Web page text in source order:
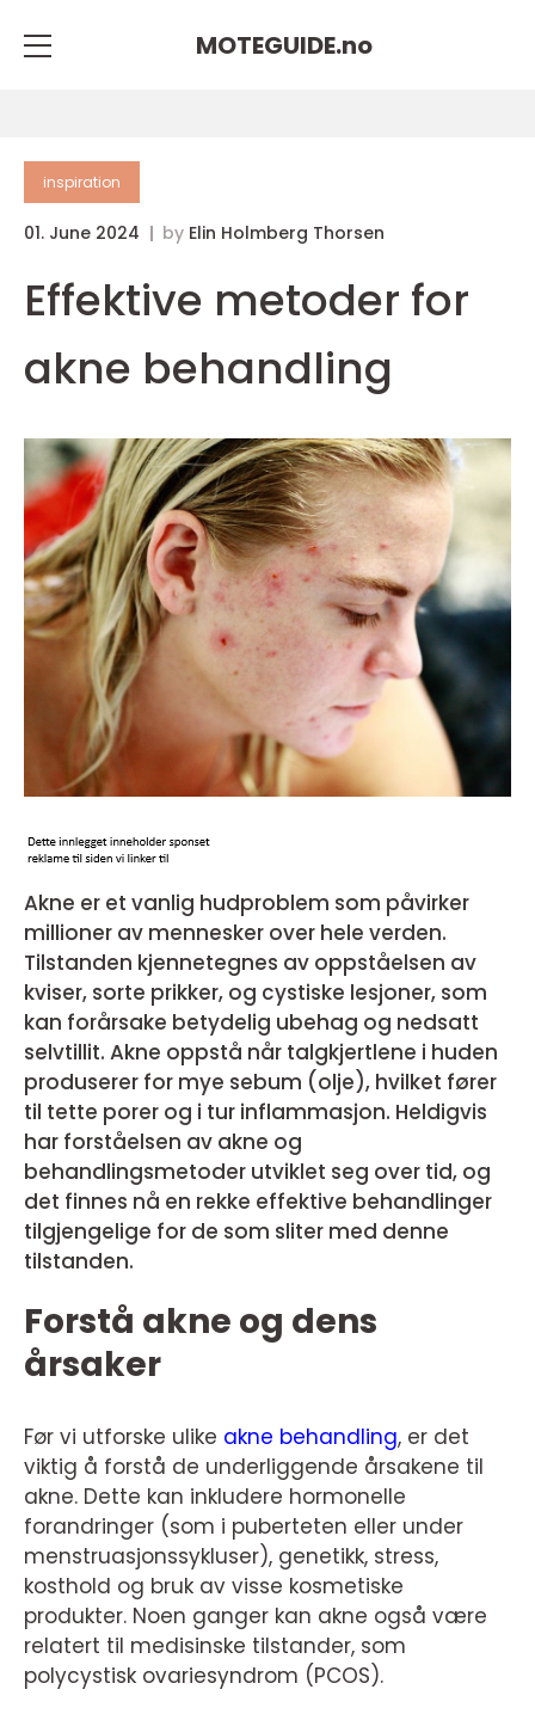
MOTEGUIDE.no
inspiration
01. June 2024 by Elin Holmberg Thorsen
Effektive metoder for
akne behandling
Akne er et vanlig hudproblem som påvirker
millioner av mennesker over hele verden.
Tilstanden kjennetegnes av oppståelsen av
kviser, sorte prikker, og cystiske lesjoner, som
kan forårsake betydelig ubehag og nedsatt
selvtillit. Akne oppstå når talgkjertlene i huden
produserer for mye sebum (olje), hvilket fører
til tette porer og i tur inflammasjon. Heldigvis
har forståelsen av akne og
behandlingsmetoder utviklet seg over tid, og
det finnes nå en rekke effektive behandlinger
tilgjengelige for de som sliter med denne
tilstanden.
Forstå akne og dens
årsaker
Før vi utforske ulike akne behandling, er det
viktig å forstå de underliggende årsakene til
akne. Dette kan inkludere hormonelle
forandringer (som i puberteten eller under
menstruasjonssykluser), genetikk, stress,
kosthold og bruk av visse kosmetiske
produkter. Noen ganger kan akne også være
relatert til medisinske tilstander, som
polycystisk ovariesyndrom (PCOS).